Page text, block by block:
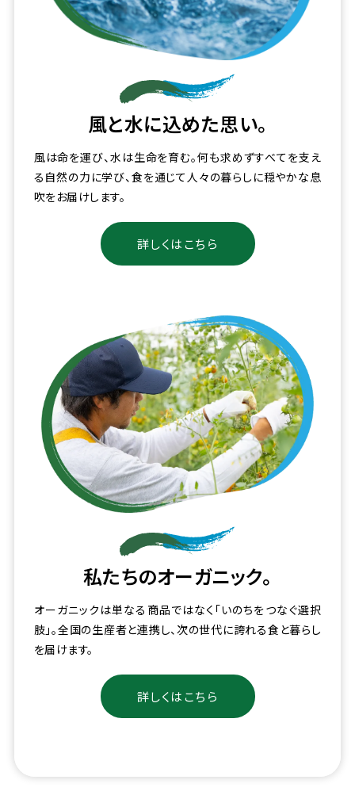
風と水に込めた思い。
風は命を運び、水は生命を育む。何も求めずすべてを支え
る自然の力に学び、食を通じて人々の暮らしに穏やかな息
吹をお届けします。
詳しくはこちら
私たちのオーガニック。
オーガニックは単なる商品ではなく「いのちをつなぐ選択
肢」。全国の生産者と連携し、次の世代に誇れる食と暮らし
を届けます。
詳しくはこちら